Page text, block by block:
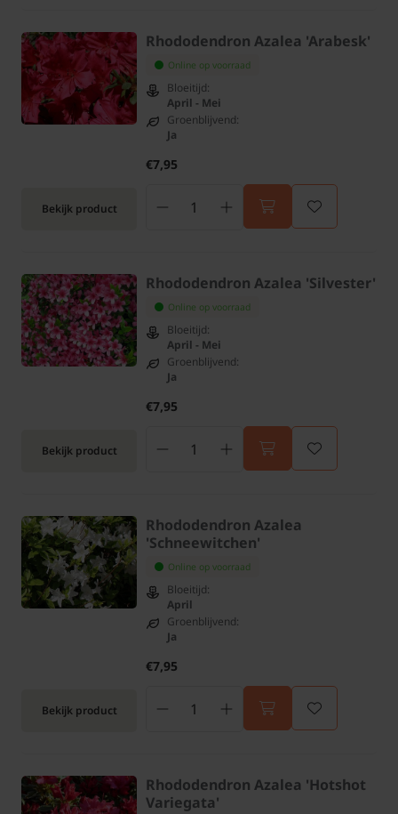
Bekijk product
Rhododendron Azalea 'Arabesk'
Online op voorraad
Bloeitijd:
April - Mei
Groenblijvend:
Ja
€7,95
Bekijk product
Rhododendron Azalea 'Silvester'
Online op voorraad
Bloeitijd:
April - Mei
Groenblijvend:
Ja
€7,95
Bekijk product
Rhododendron Azalea
'Schneewitchen'
Online op voorraad
Bloeitijd:
April
Groenblijvend:
Ja
€7,95
Rhododendron Azalea 'Hotshot
Variegata'